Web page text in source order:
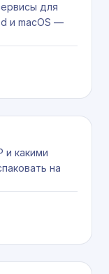
для
и macOS —
и какими
на